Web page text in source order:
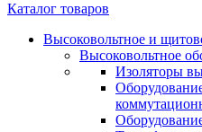
Каталог товаров
Высоковольтное и
Высоковольтное
Изоляторы